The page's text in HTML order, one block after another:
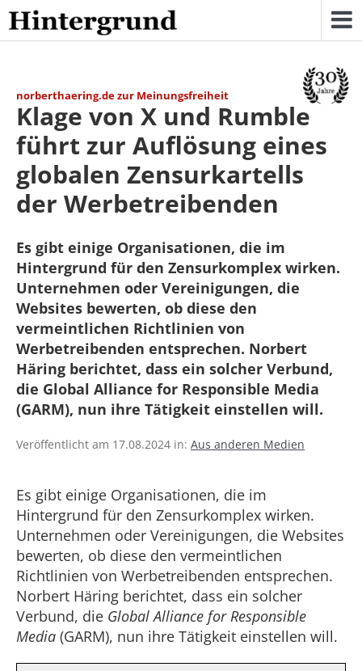
Skip
to
content
norberthaering.de zur Meinungsfreiheit
Klage von X und Rumble
führt zur Auflösung eines
globalen Zensurkartells
der Werbetreibenden
Es gibt einige Organisationen, die im
Hintergrund für den Zensurkomplex wirken.
Unternehmen oder Vereinigungen, die
Websites bewerten, ob diese den
vermeintlichen Richtlinien von
Werbetreibenden entsprechen. Norbert
Häring berichtet, dass ein solcher Verbund,
die Global Alliance for Responsible Media
(GARM), nun ihre Tätigkeit einstellen will.
Veröffentlicht am 17.08.2024 in: Aus anderen Medien
Es gibt einige Organisationen, die im
Hintergrund für den Zensurkomplex wirken.
Unternehmen oder Vereinigungen, die Websites
bewerten, ob diese den vermeintlichen
Richtlinien von Werbetreibenden entsprechen.
Norbert Häring berichtet, dass ein solcher
Verbund, die Global Alliance for Responsible
Media (GARM), nun ihre Tätigkeit einstellen will.